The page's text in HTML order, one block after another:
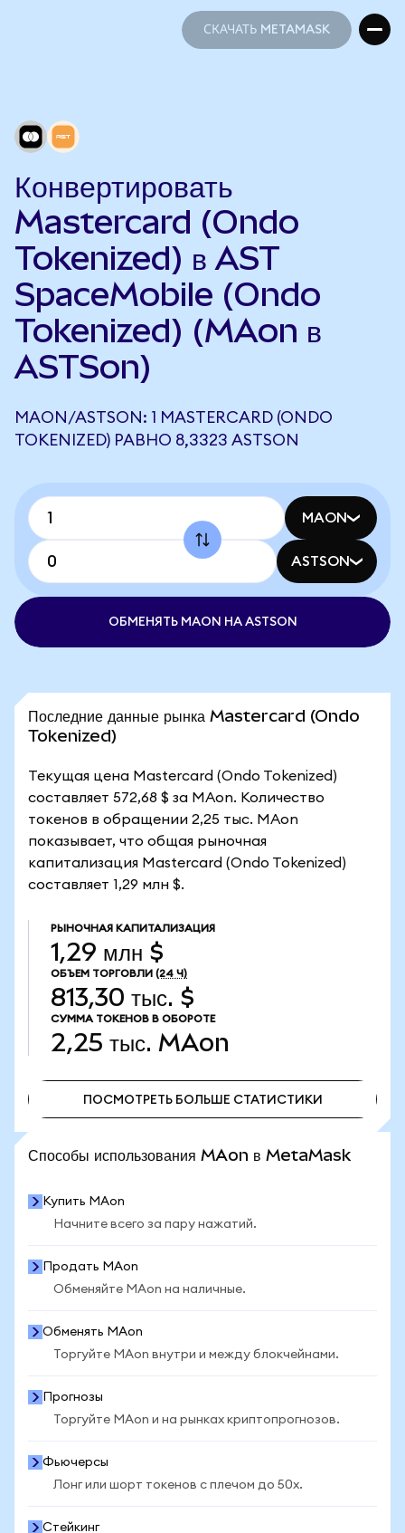
СКАЧАТЬ METAMASK
Конвертировать
Mastercard (Ondo
Tokenized) в AST
SpaceMobile (Ondo
Tokenized) (MAon в
ASTSon)
MAON/ASTSON: 1 MASTERCARD (ONDO
TOKENIZED) РАВНО 8,3323 ASTSON
MAON
ASTSON
ОБМЕНЯТЬ MAON НА ASTSON
Последние данные рынка Mastercard (Ondo
Tokenized)
Текущая цена Mastercard (Ondo Tokenized)
составляет 572,68 $ за MAon. Количество
токенов в обращении 2,25 тыс. MAon
показывает, что общая рыночная
капитализация Mastercard (Ondo Tokenized)
составляет 1,29 млн $.
РЫНОЧНАЯ КАПИТАЛИЗАЦИЯ
1,29 млн $
ОБЪЕМ ТОРГОВЛИ (24 Ч)
813,30 тыс. $
СУММА ТОКЕНОВ В ОБОРОТЕ
2,25 тыс. MAon
ПОСМОТРЕТЬ БОЛЬШЕ СТАТИСТИКИ
Способы использования MAon в MetaMask
Купить MAon
Начните всего за пару нажатий.
Продать MAon
Обменяйте MAon на наличные.
Обменять MAon
Торгуйте MAon внутри и между блокчейнами.
Прогнозы
Торгуйте MAon и на рынках криптопрогнозов.
Фьючерсы
Лонг или шорт токенов с плечом до 50x.
Стейкинг